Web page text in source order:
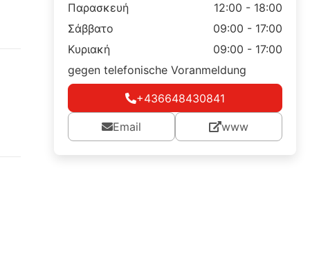
Παρασκευή
12:00 - 18:00
Σάββατο
09:00 - 17:00
Κυριακή
09:00 - 17:00
gegen telefonische Voranmeldung
+436648430841
Email www